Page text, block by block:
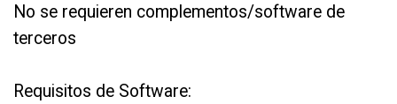
No se requieren complementos/software de
terceros
Requisitos de Software: